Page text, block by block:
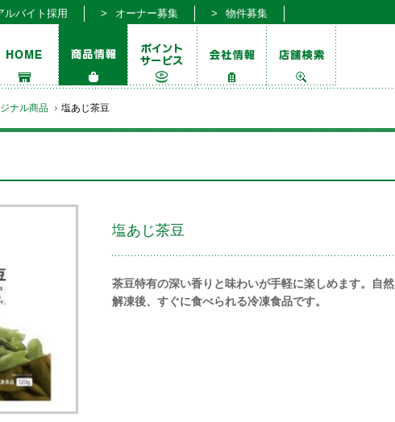
ルバイト採用 オーナー募集 物件募集
ナル商品 塩あじ茶豆
塩あじ茶豆
茶豆特有の深い香りと味わいが手軽に楽しめます。自然
解凍後、すぐに食べられる冷凍食品です。